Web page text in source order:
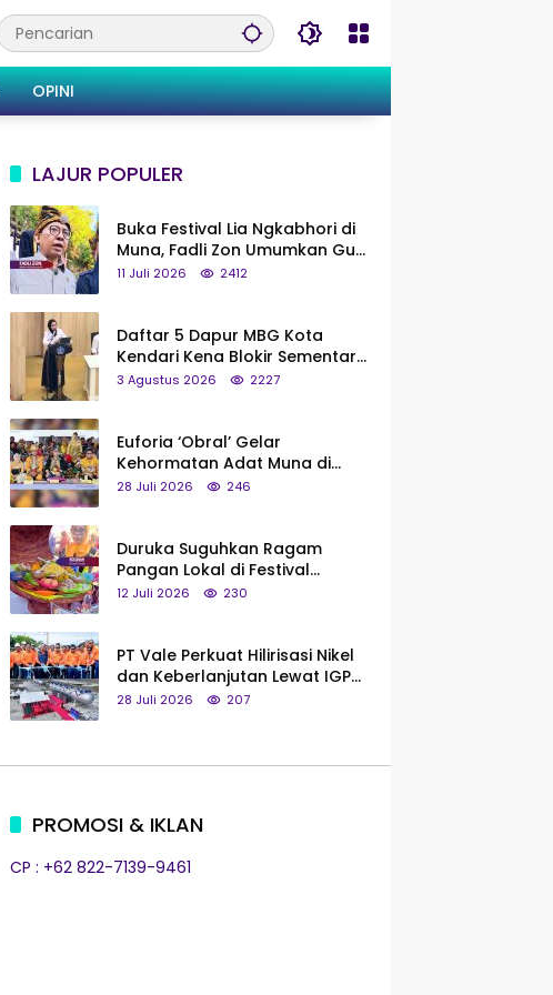
OPINI
LAJUR POPULER
Buka Festival Lia Ngkabhori di
Muna, Fadli Zon Umumkan Gua
Metanduno Segera Naik Status
11 Juli 2026 2412
Daftar 5 Dapur MBG Kota
Kendari Kena Blokir Sementara
dari Pusat
3 Agustus 2026 2227
Euforia ‘Obral’ Gelar
Kehormatan Adat Muna di
Silaturahmi KKMM, Ridwan Bae:
28 Juli 2026 246
Duruka Suguhkan Ragam
Pangan Lokal di Festival
Liangkobhori, Dari Umbi Rebus
12 Juli 2026 230
PT Vale Perkuat Hilirisasi Nikel
dan Keberlanjutan Lewat IGP
Morowali
28 Juli 2026 207
PROMOSI & IKLAN
CP : +62 822-7139-9461